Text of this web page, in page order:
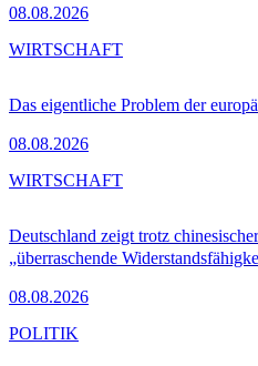
08.08.2026
Das eigentliche Problem der
08.08.2026
WIRTSCHAFT
Deutschland zeigt trotz
„überraschende
08.08.2026
WIRTSCHAFT
POLITIK